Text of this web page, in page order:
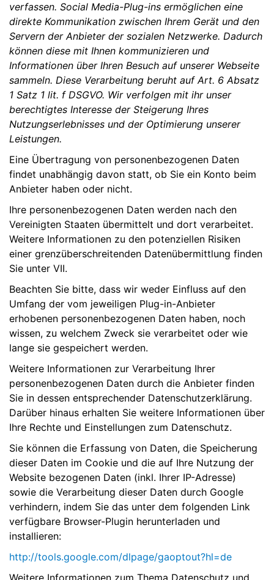
verfassen. Social Media-Plug-ins ermöglichen eine
direkte Kommunikation zwischen Ihrem Gerät und den
Servern der Anbieter der sozialen Netzwerke. Dadurch
können diese mit Ihnen kommunizieren und
Informationen über Ihren Besuch auf unserer Webseite
sammeln. Diese Verarbeitung beruht auf Art. 6 Absatz
1 Satz 1 lit. f DSGVO. Wir verfolgen mit ihr unser
berechtigtes Interesse der Steigerung Ihres
Nutzungserlebnisses und der Optimierung unserer
Leistungen.
Eine Übertragung von personenbezogenen Daten
findet unabhängig davon statt, ob Sie ein Konto beim
Anbieter haben oder nicht.
Ihre personenbezogenen Daten werden nach den
Vereinigten Staaten übermittelt und dort verarbeitet.
Weitere Informationen zu den potenziellen Risiken
einer grenzüberschreitenden Datenübermittlung finden
Sie unter VII.
Beachten Sie bitte, dass wir weder Einfluss auf den
Umfang der vom jeweiligen Plug-in-Anbieter
erhobenen personenbezogenen Daten haben, noch
wissen, zu welchem Zweck sie verarbeitet oder wie
lange sie gespeichert werden.
Weitere Informationen zur Verarbeitung Ihrer
personenbezogenen Daten durch die Anbieter finden
Sie in dessen entsprechender Datenschutzerklärung.
Darüber hinaus erhalten Sie weitere Informationen über
Ihre Rechte und Einstellungen zum Datenschutz.
Sie können die Erfassung von Daten, die Speicherung
dieser Daten im Cookie und die auf Ihre Nutzung der
Website bezogenen Daten (inkl. Ihrer IP-Adresse)
sowie die Verarbeitung dieser Daten durch Google
verhindern, indem Sie das unter dem folgenden Link
verfügbare Browser-Plugin herunterladen und
installieren:
http://tools.google.com/dlpage/gaoptout?hl=de
Weitere Informationen zum Thema Datenschutz und